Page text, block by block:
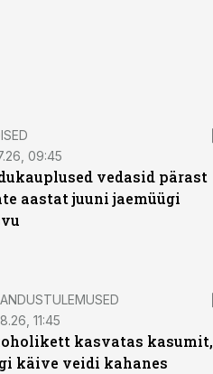
09:45
vedasid pärast
aastat juuni jaemüügi
11:45
kasvatas kasumit,
käive veidi kahanes